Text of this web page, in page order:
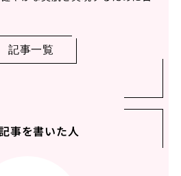
記事一覧
事を書いた人